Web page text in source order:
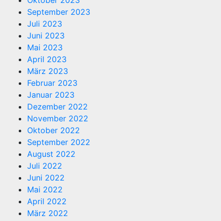
September 2023
Juli 2023
Juni 2023
Mai 2023
April 2023
März 2023
Februar 2023
Januar 2023
Dezember 2022
November 2022
Oktober 2022
September 2022
August 2022
Juli 2022
Juni 2022
Mai 2022
April 2022
März 2022